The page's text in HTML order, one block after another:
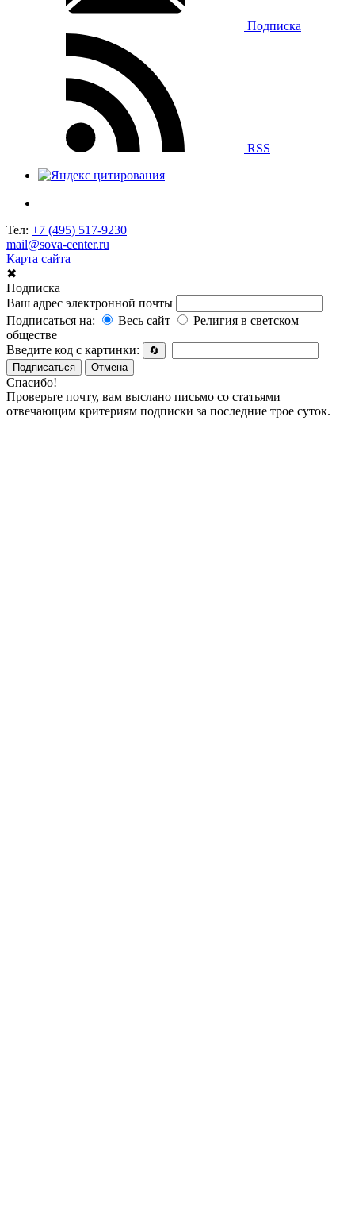
Подписка
RSS
Тел: +7 (495) 517-9230
mail@sova-center.ru
Карта сайта
✖
Подписка
Ваш адрес электронной почты
Подписаться на:
Весь сайт
Религия в светском
обществе
Введите код с картинки:
🔄
Подписаться
Отмена
Спасибо!
Проверьте почту, вам выслано письмо со статьями
отвечающим критериям подписки за последние трое суток.